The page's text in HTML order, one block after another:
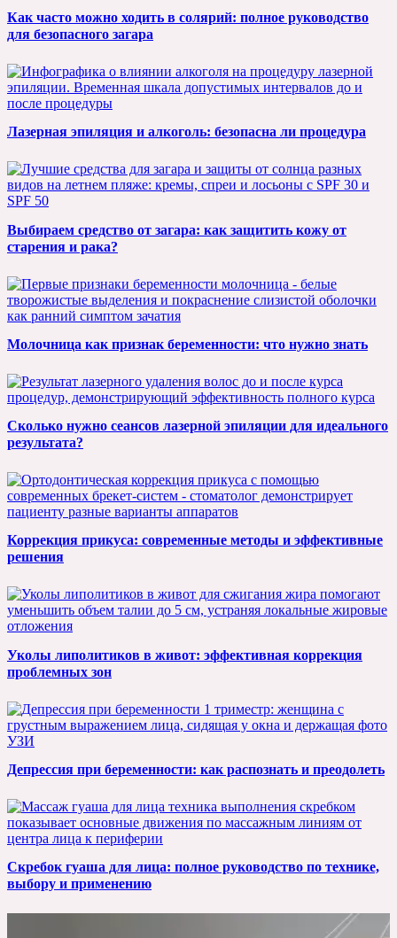
Как часто можно ходить в солярий: полное руководство
для безопасного загара
Лазерная эпиляция и алкоголь: безопасна ли процедура
Выбираем средство от загара: как защитить кожу от
старения и рака?
Молочница как признак беременности: что нужно знать
Сколько нужно сеансов лазерной эпиляции для идеального
результата?
Коррекция прикуса: современные методы и эффективные
решения
Уколы липолитиков в живот: эффективная коррекция
проблемных зон
Депрессия при беременности: как распознать и преодолеть
Скребок гуаша для лица: полное руководство по технике,
выбору и применению